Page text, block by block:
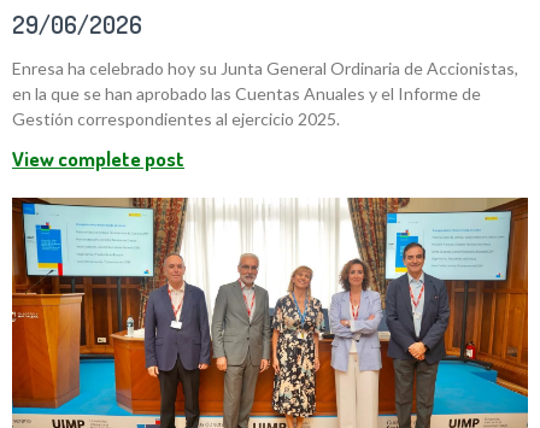
29/06/2026
Enresa ha celebrado hoy su Junta General Ordinaria de Accionistas,
en la que se han aprobado las Cuentas Anuales y el Informe de
Gestión correspondientes al ejercicio 2025.
View complete post